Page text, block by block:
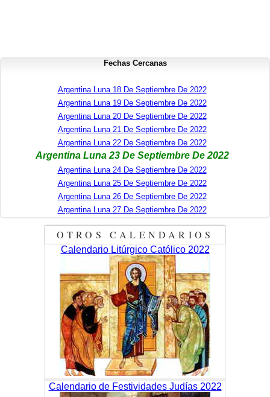
Fechas Cercanas
Argentina Luna 18 De Septiembre De 2022
Argentina Luna 19 De Septiembre De 2022
Argentina Luna 20 De Septiembre De 2022
Argentina Luna 21 De Septiembre De 2022
Argentina Luna 22 De Septiembre De 2022
Argentina Luna 23 De Septiembre De 2022
Argentina Luna 24 De Septiembre De 2022
Argentina Luna 25 De Septiembre De 2022
Argentina Luna 26 De Septiembre De 2022
Argentina Luna 27 De Septiembre De 2022
OTROS CALENDARIOS
Calendario Litúrgico Católico 2022
Calendario de Festividades Judías 2022